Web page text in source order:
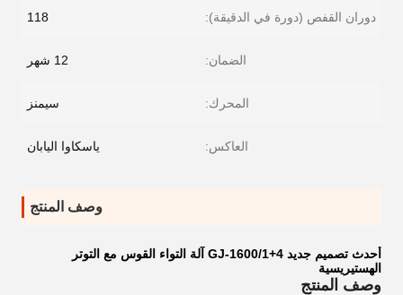
دوران القفص (دورة في الدقيقة): 118
الضمان: 12 شهر
المحرك: سيمنز
العاكس: ياسكاوا اليابان
وصف المنتج
أحدث تصميم جديد GJ-1600/1+4 آلة التواء القوس مع التوتر
الهستيريسية
وصف المنتج